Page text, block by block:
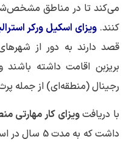
می‌کند تا در مناطق
کنند.ویزای اسکیل ورکر استرالیا
قصد دارند به دور از
بریزبن اقامت داشته
رجینال (منطقه‌ای) از جمله
با دریافتویزای کار مهارتی
داشت که به